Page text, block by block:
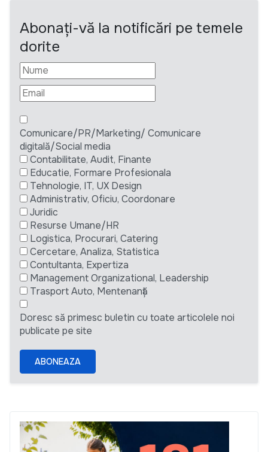
Abonați-vă la notificări pe temele
dorite
Comunicare/PR/Marketing/ Comunicare
digitală/Social media
Contabilitate, Audit, Finante
Educatie, Formare Profesionala
Tehnologie, IT, UX Design
Administrativ, Oficiu, Coordonare
Juridic
Resurse Umane/HR
Logistica, Procurari, Catering
Cercetare, Analiza, Statistica
Contultanta, Expertiza
Management Organizational, Leadership
Trasport Auto, Mentenanță
Doresc să primesc buletin cu toate articolele noi
publicate pe site
ABONEAZA